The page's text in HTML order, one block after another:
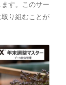
す。このサー
り組むことが